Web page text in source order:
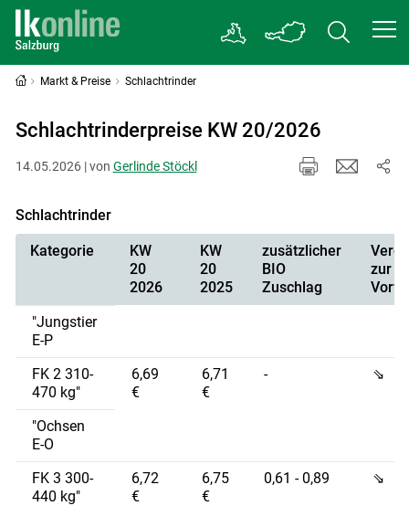
Markt & Preise Schlachtrinder
Schlachtrinderpreise KW 20/2026
14.05.2026 | von Gerlinde Stöckl
Schlachtrinder
Kategorie
KW
20
2026
KW
20
2025
zusätzlicher
BIO
Zuschlag
zur
"Jungstier
E-P
FK 2 310-
470 kg"
6,69
€
6,71
€
- ⇘
"Ochsen
E-O
FK 3 300-
440 kg"
6,72
€
6,75
€
0,61 - 0,89 ⇘